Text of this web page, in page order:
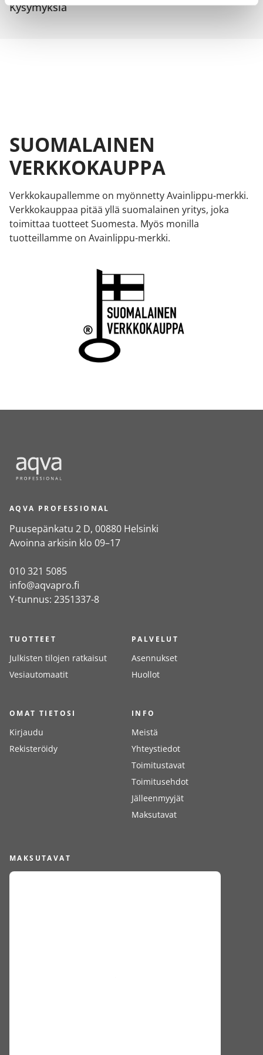
Kysymyksiä
SUOMALAINEN
VERKKOKAUPPA
Verkkokaupallemme on myönnetty Avainlippu-merkki.
Verkkokauppaa pitää yllä suomalainen yritys, joka
toimittaa tuotteet Suomesta. Myös monilla
tuotteillamme on Avainlippu-merkki.
AQVA PROFESSIONAL
Puusepänkatu 2 D, 00880 Helsinki
Avoinna arkisin klo 09–17
010 321 5085
info@aqvapro.fi
Y-tunnus: 2351337-8
TUOTTEET
Julkisten tilojen ratkaisut
Vesiautomaatit
PALVELUT
Asennukset
Huollot
OMAT TIETOSI
Kirjaudu
Rekisteröidy
INFO
Meistä
Yhteystiedot
Toimitustavat
Toimitusehdot
Jälleenmyyjät
Maksutavat
MAKSUTAVAT